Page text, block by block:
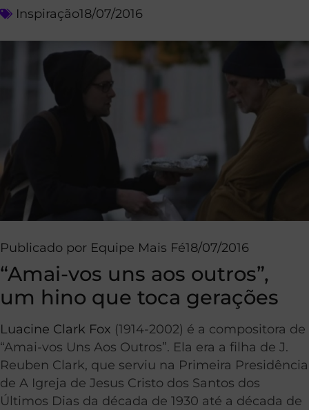
Inspiração18/07/2016
Publicado por Equipe Mais Fé18/07/2016
“Amai-vos uns aos outros”,
um hino que toca gerações
Luacine Clark Fox (1914-2002) é a compositora de
“Amai-vos Uns Aos Outros”. Ela era a filha de J.
Reuben Clark, que serviu na Primeira Presidência
de A Igreja de Jesus Cristo dos Santos dos
Últimos Dias da década de 1930 até a década de